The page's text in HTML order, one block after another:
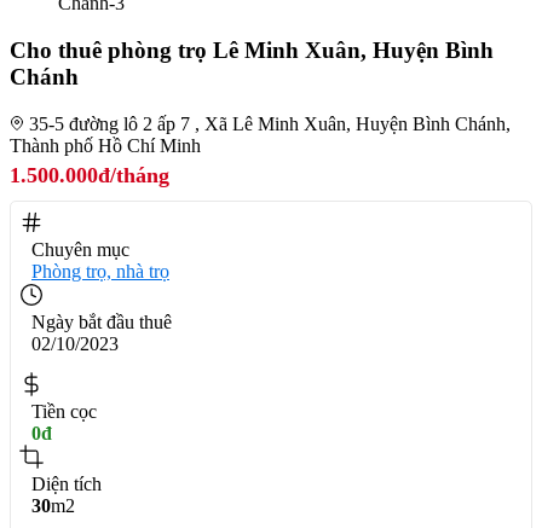
Cho thuê phòng trọ Lê Minh Xuân, Huyện Bình
Chánh
35-5 đường lô 2 ấp 7 , Xã Lê Minh Xuân, Huyện Bình Chánh,
Thành phố Hồ Chí Minh
1.500.000đ/tháng
Chuyên mục
Phòng trọ, nhà trọ
Ngày bắt đầu thuê
02/10/2023
Tiền cọc
0đ
Diện tích
30m2